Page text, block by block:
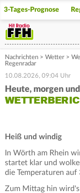
3-Tages-Prognose
Nachrichten > Wetter >
Regenradar
10.08.2026, 09:04 Uhr
Heute, morgen
Heiß und windig
In Wörth am Rhein
startet klar und
die Temperaturen auf
Zum Mittag hin